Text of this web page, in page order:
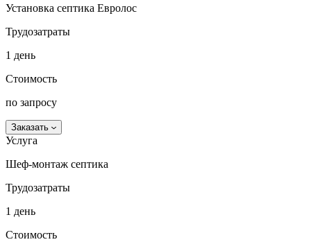
Установка септика Евролос
Трудозатраты
1 день
Стоимость
по запросу
Заказать
Услуга
Шеф-монтаж септика
Трудозатраты
1 день
Стоимость